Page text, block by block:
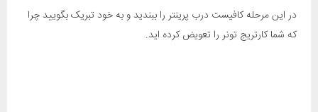
در این مرحله کافیست درب پرینتر را ببندید و به خود تبریک بگویید چرا
که شما کارتریج تونر را تعویض کرده اید.